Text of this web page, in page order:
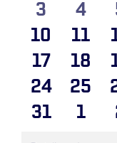
0
3
0
4
0
10
0
11
0
17
0
18
0
24
0
25
0
31
0
1